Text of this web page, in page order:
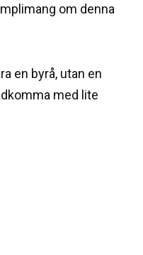
om denna
en byrå, utan en
med lite